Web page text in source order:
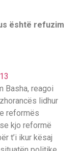
është refuzim
Basha, reagoi
lidhur
reformës
kjo reformë
t’i ikur kësaj